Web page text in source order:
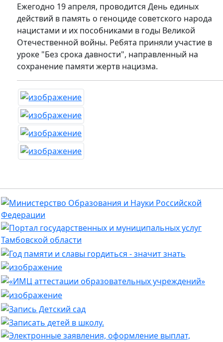
Ежегодно 19 апреля, проводится День единых
действий в память о геноциде советского народа
нацистами и их пособниками в годы Великой
Отечественной войны. Ребята приняли участие в
уроке "Без срока давности", направленный на
сохранение памяти жертв нацизма.